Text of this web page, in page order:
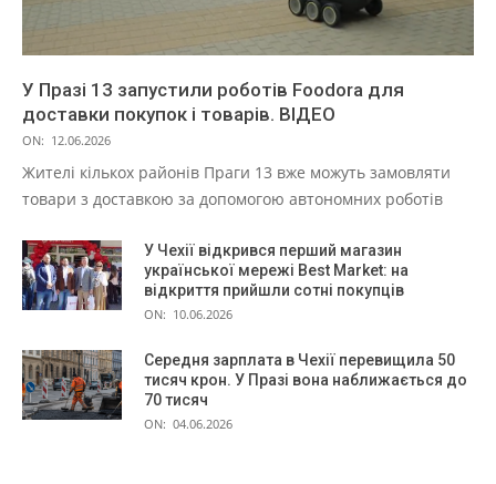
У Празі 13 запустили роботів Foodora для
доставки покупок і товарів. ВІДЕО
ON: 12.06.2026
Жителі кількох районів Праги 13 вже можуть замовляти
товари з доставкою за допомогою автономних роботів
У Чехії відкрився перший магазин
української мережі Best Market: на
відкриття прийшли сотні покупців
ON: 10.06.2026
Середня зарплата в Чехії перевищила 50
тисяч крон. У Празі вона наближається до
70 тисяч
ON: 04.06.2026